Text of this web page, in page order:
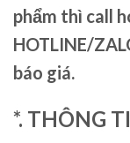
phẩm thì call
HOTLINE/
báo giá.
*. THÔNG